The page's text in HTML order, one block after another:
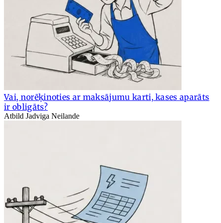
Vai, norēķinoties ar maksājumu karti, kases aparāts
ir obligāts?
Atbild Jadviga Neilande